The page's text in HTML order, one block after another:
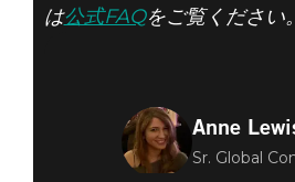
は公式FAQをご覧ください。
Anne
Sr. Global